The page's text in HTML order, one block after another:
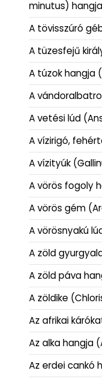
minutus) hangja
A tövisszúró
A tüzesfejű
A túzok hangja
A
A vetési lúd
A vízirigó,
A vízityúk
A vörös fogoly
A vörös gém
A vörösnyakú
A zöld
A zöld páva
A zöldike
Az afrikai
Az alka hangja
Az erdei cankó